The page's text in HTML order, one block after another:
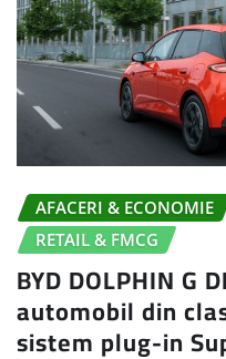
AFACERI & ECONOMIE
RETAIL & FMCG
BYD DOLPHIN G
automobil din
sistem plug-in